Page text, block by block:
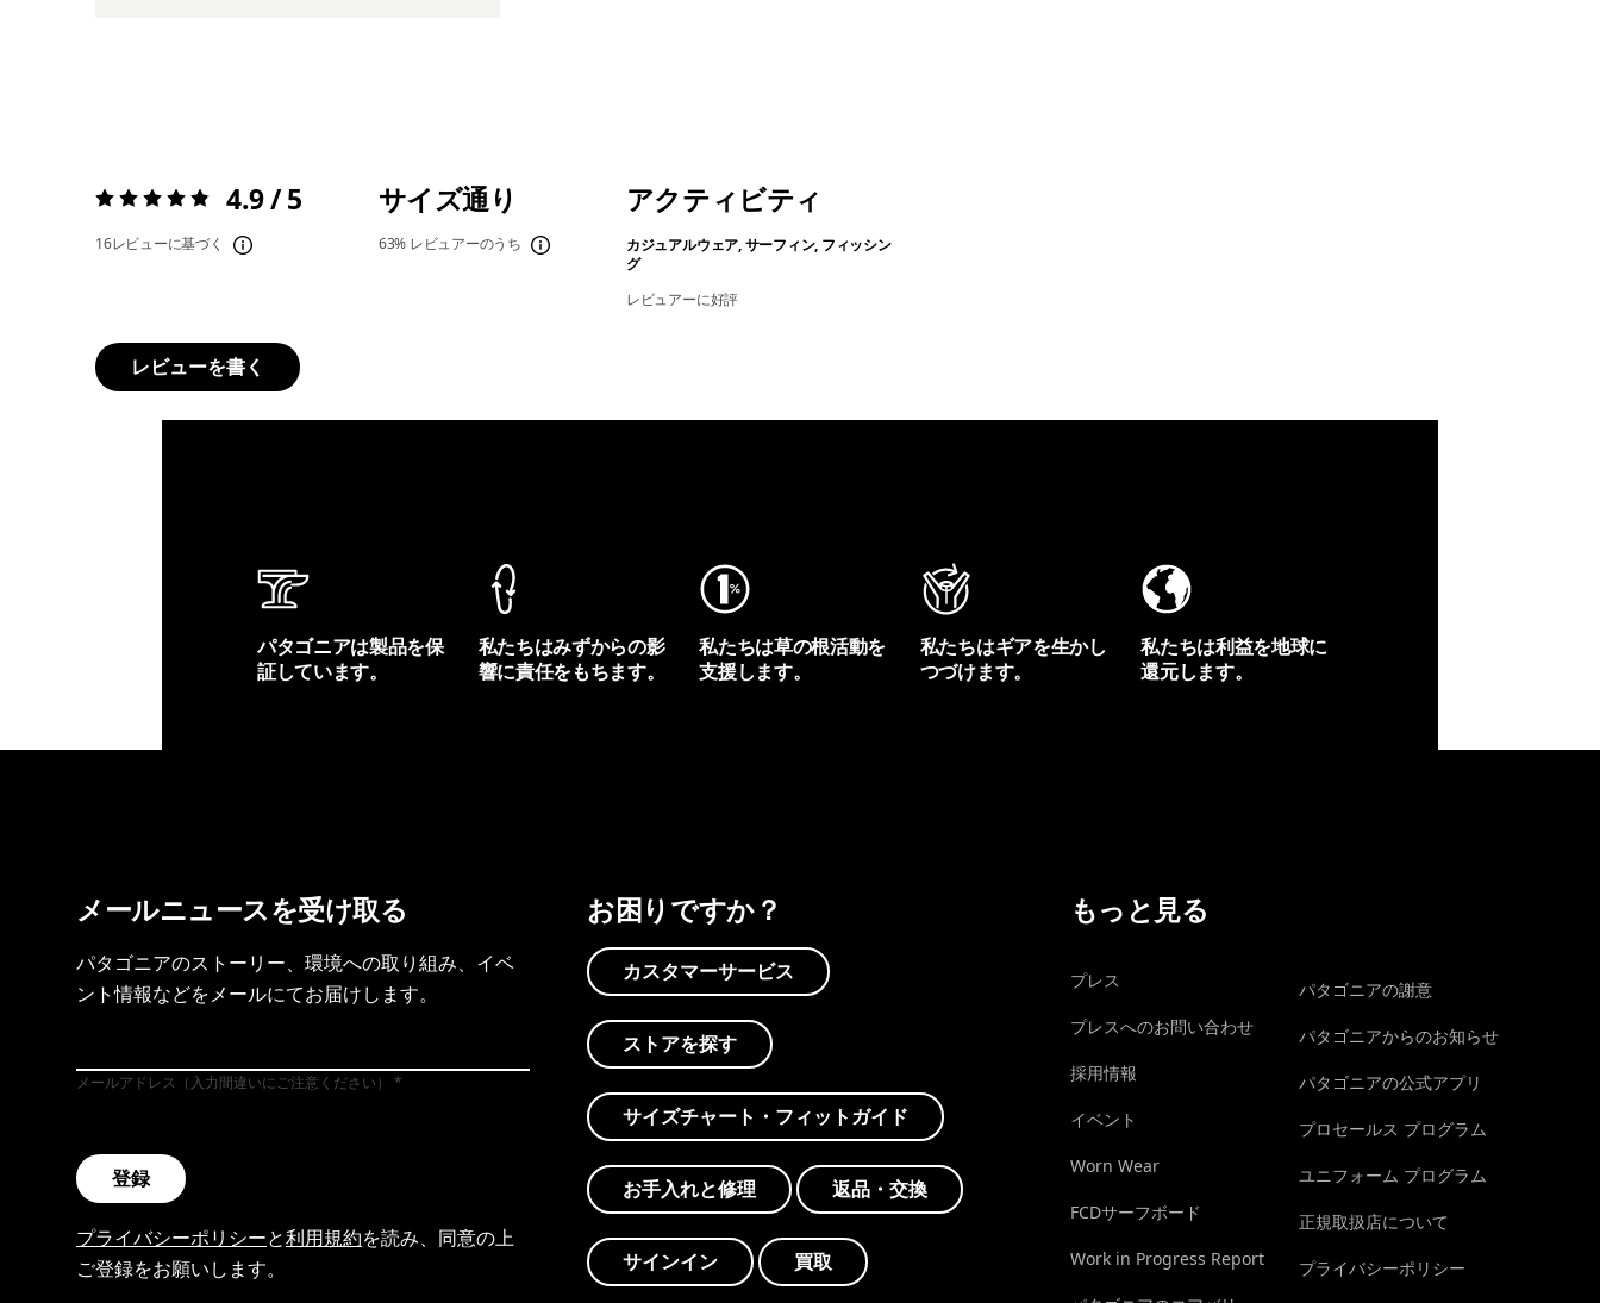
評価:4.9 / 5 4.9 / 5
16レビューに基づく
サイズ通り
63% レビュアーのうち
アクティビティ
カジュアルウェア, サーフィン, フィッシン
グ
レビュアーに好評
レビューを書く
パタゴニアは製品を保
証しています。
私たちはみずからの影
響に責任をもちます。
私たちは草の根活動を
支援します。
私たちはギアを生かし
つづけます。
私たちは利益を地球に
還元します。
メールニュースを受け取る
パタゴニアのストーリー、環境への取り組み、イベ
ント情報などをメールにてお届けします。
メールアドレス（入力間違いにご注意ください）
登録
プライバシーポリシーと利用規約を読み、同意の上
ご登録をお願いします。
お困りですか？
カスタマーサービス
ストアを探す
サイズチャート・フィットガイド
お手入れと修理 返品・交換
サインイン 買取
もっと見る
プレス
プレスへのお問い合わせ
採用情報
イベント
Worn Wear
FCDサーフボード
Work in Progress Report
パタゴニアの謝意
パタゴニアからのお知らせ
パタゴニアの公式アプリ
プロセールス プログラム
ユニフォーム プログラム
正規取扱店について
プライバシーポリシー